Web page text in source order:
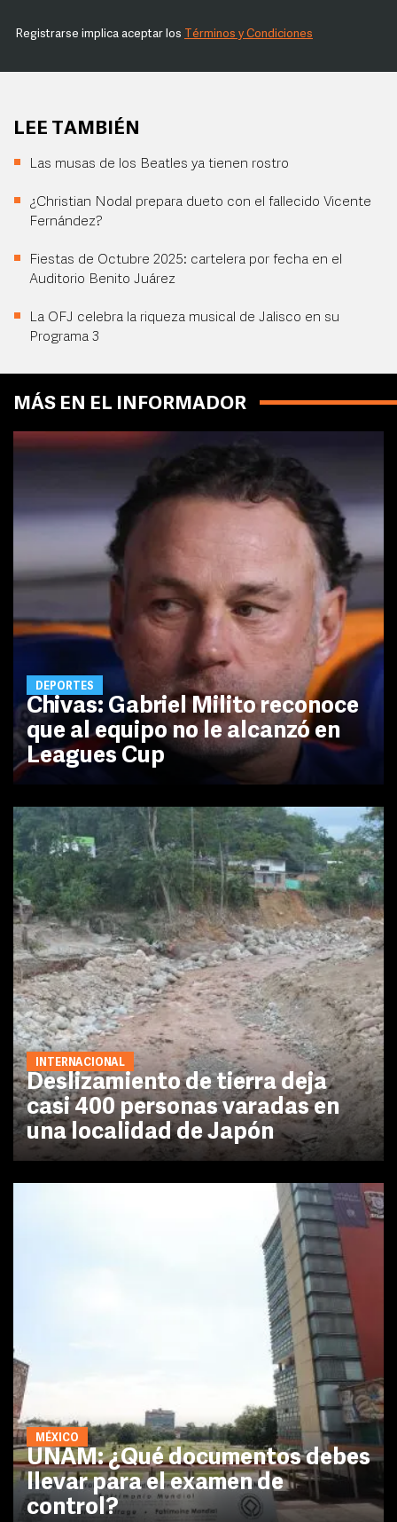
Registrarse implica aceptar los Términos y Condiciones
LEE TAMBIÉN
Las musas de los Beatles ya tienen rostro
¿Christian Nodal prepara dueto con el fallecido Vicente
Fernández?
Fiestas de Octubre 2025: cartelera por fecha en el
Auditorio Benito Juárez
La OFJ celebra la riqueza musical de Jalisco en su
Programa 3
MÁS EN EL INFORMADOR
DEPORTES
Chivas: Gabriel Milito reconoce
que al equipo no le alcanzó en
Leagues Cup
INTERNACIONAL
Deslizamiento de tierra deja
casi 400 personas varadas en
una localidad de Japón
MÉXICO
UNAM: ¿Qué documentos debes
llevar para el examen de
control?